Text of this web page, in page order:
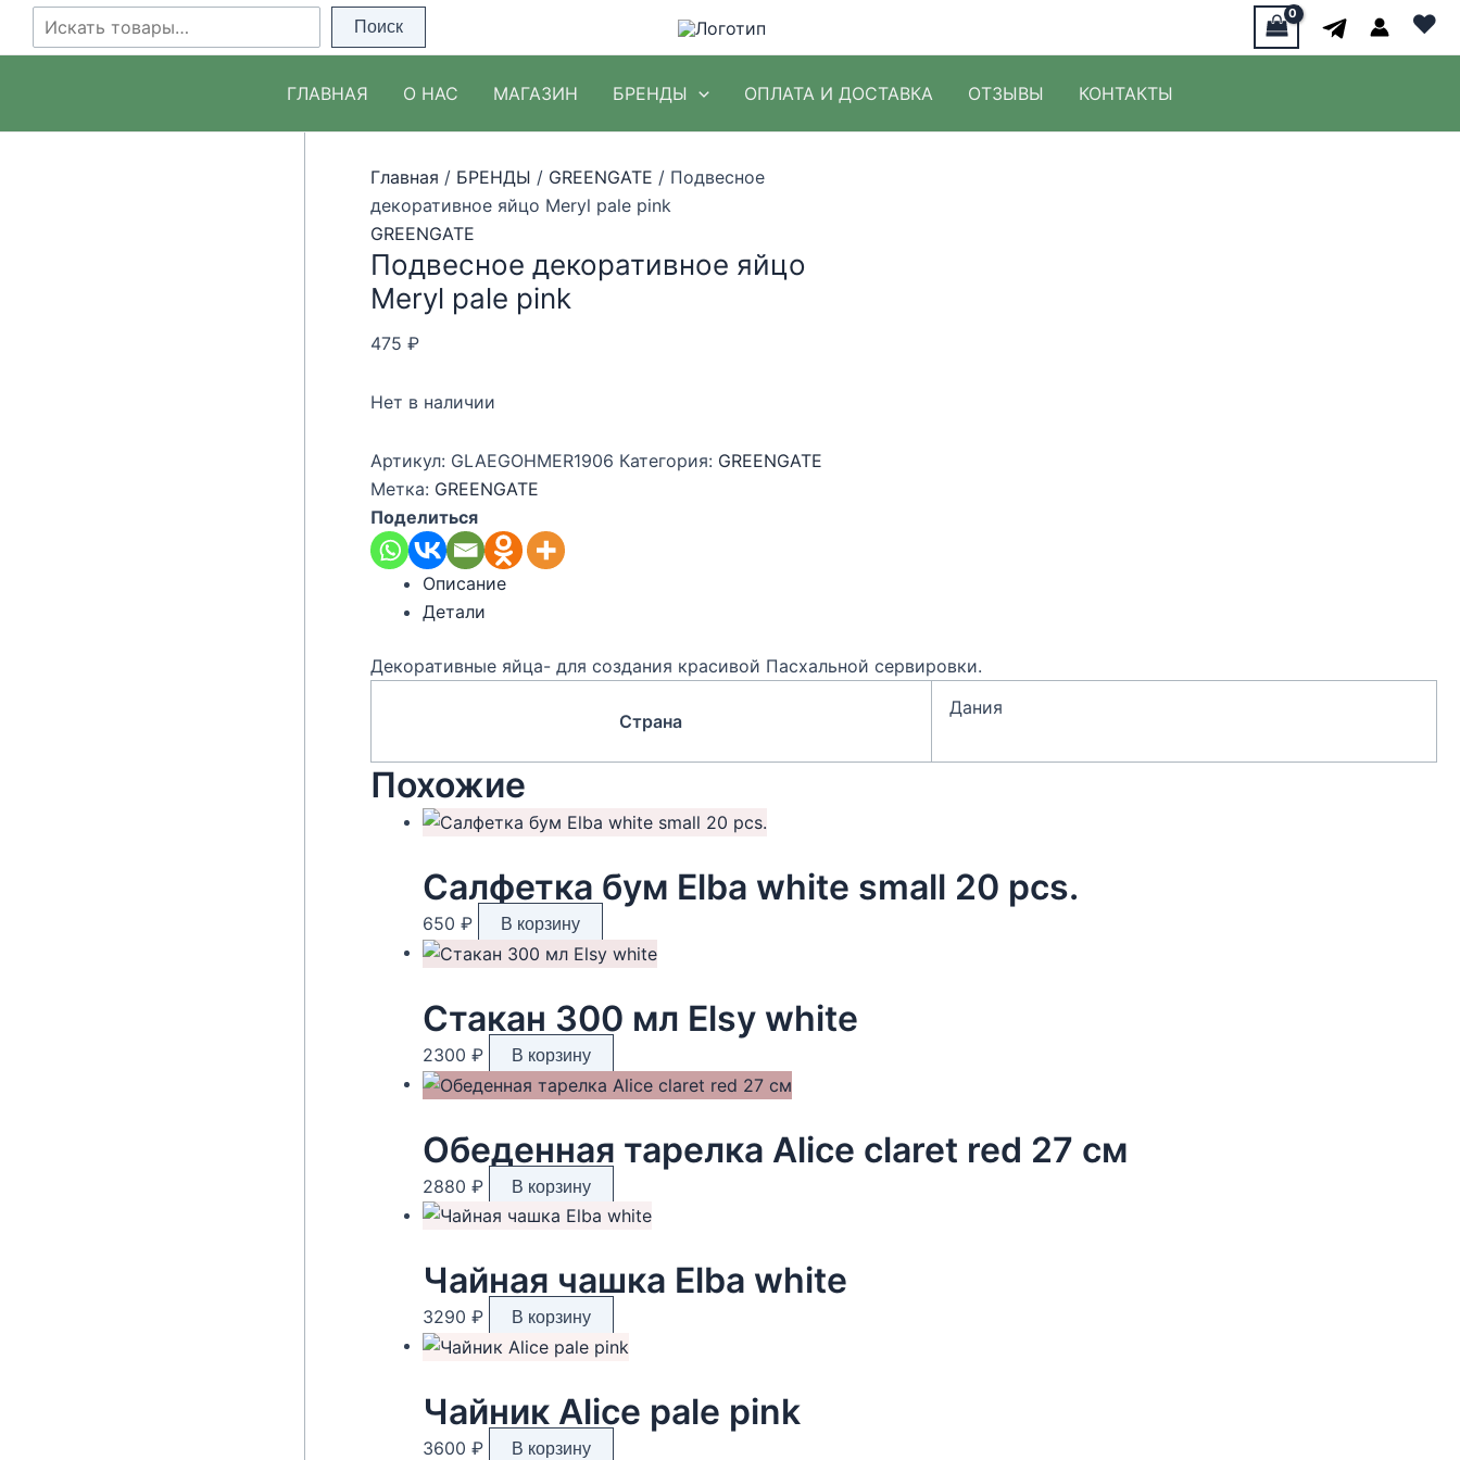
Перейти
Поиск Поиск ♥
ГЛАВНАЯ О НАС МАГАЗИН БРЕНДЫ ОПЛАТА И ДОСТАВКА ОТЗЫВЫ КОНТАКТЫ
Главная / БРЕНДЫ / GREENGATE / Подвесное
декоративное яйцо Meryl pale pink
GREENGATE
Подвесное декоративное яйцо
Meryl pale pink
475 ₽
Нет в наличии
Артикул: GLAEGOHMER1906 Категория: GREENGATE
Метка: GREENGATE
Поделиться
Описание
Детали
Декоративные яйца- для создания красивой Пасхальной сервировки.
Страна
Дания
Похожие
Салфетка бум Elba white small 20 pcs.
650 ₽ В корзину
Стакан 300 мл Elsy white
2300 ₽ В корзину
Обеденная тарелка Alice claret red 27 см
2880 ₽ В корзину
Чайная чашка Elba white
3290 ₽ В корзину
Чайник Alice pale pink
3600 ₽ В корзину